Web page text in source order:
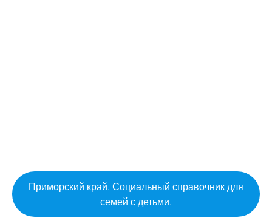
Приморский край. Социальный справочник для
семей с детьми.